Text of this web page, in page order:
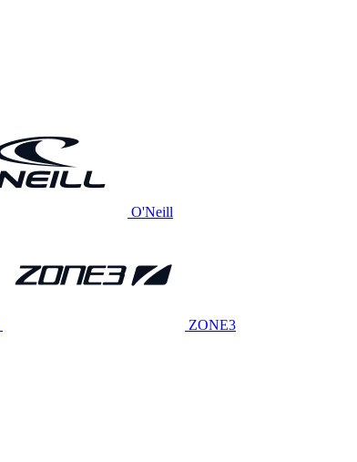
O'Neill
ZONE3